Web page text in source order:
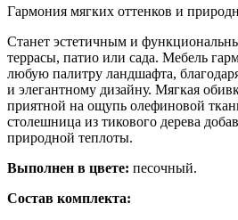
Гармония мягких оттенков и
Станет эстетичным и
террасы, патио или сада. Мебель
любую палитру ландшафта,
и элегантному дизайну. Мягкая
приятной на ощупь олефиновой
столешница из тикового дерева
природной теплоты.
Выполнен в цвете: песочный.
Состав комплекта: